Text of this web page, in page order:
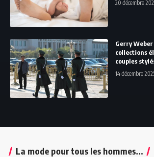
20 décembre
Gerry
collections
couples
14 décembre
La mode pour tous les hommes...